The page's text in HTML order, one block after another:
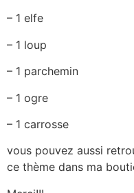
– 1 elfe
– 1 loup
– 1 parchemin
– 1 ogre
– 1 carrosse
vous pouvez aussi
ce thème dans ma